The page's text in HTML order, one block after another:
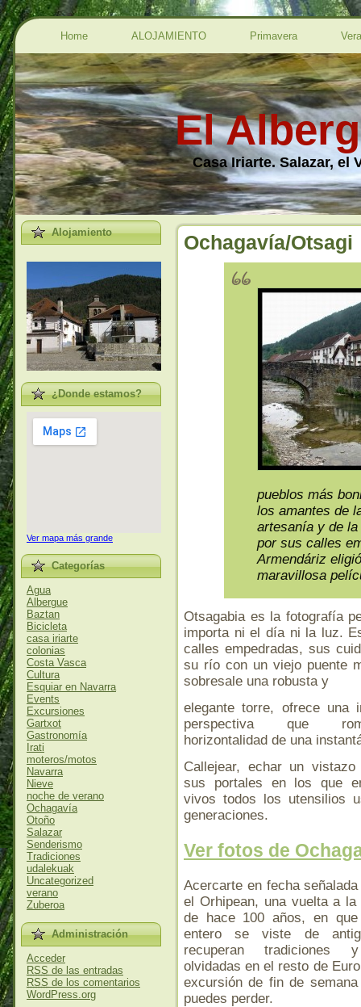
Home ALOJAMIENTO Primavera
El
Casa Iriarte. Salazar, el
Alojamiento
¿Donde estamos?
Ver mapa más grande
Categorías
Agua
Albergue
Baztan
Bicicleta
casa iriarte
colonias
Costa Vasca
Cultura
Esquiar en Navarra
Events
Excursiones
Gartxot
Gastronomía
Irati
moteros/motos
Navarra
Nieve
noche de verano
Ochagavía
Otoño
Salazar
Senderismo
Tradiciones
udalekuak
Uncategorized
verano
Zuberoa
Administración
Acceder
RSS de las entradas
RSS de los comentarios
WordPress.org
Ochagavía/Otsagi
pueblos más
los amantes de
artesanía y de
por sus calles
Armendáriz
maravillosa
Otsagabia es la fotografía
importa ni el día ni la luz.
calles empedradas, sus
su río con un viejo puente
sobresale una robusta y
elegante torre, ofrece una
perspectiva que
horizontalidad de una
Callejear, echar un vistazo
sus portales en los que
vivos todos los utensilios
generaciones.
Ver fotos de
Acercarte en fecha
el Orhipean, una vuelta a la
de hace 100 años, en
entero se viste de
recuperan tradiciones
olvidadas en el resto de
excursión de fin de
puedes perder.